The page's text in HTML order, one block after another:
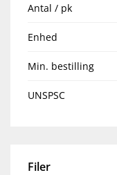
Antal / pk
Enhed
Min. bestilling
UNSPSC
Filer